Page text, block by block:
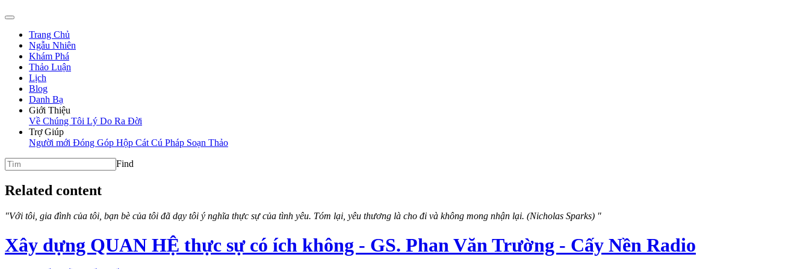
Trang Chủ
Ngẫu Nhiên
Khám Phá
Thảo Luận
Lịch
Blog
Danh Bạ
Giới Thiệu
Về Chúng Tôi Lý Do Ra Đời
Trợ Giúp
Người mới Đóng Góp Hộp Cát Cú Pháp Soạn Thảo
Find
Related content
"Với tôi, gia đình của tôi, bạn bè của tôi đã dạy tôi ý nghĩa thực sự của tình yêu. Tóm lại, yêu thương là cho đi và không mong nhận lại. (Nicholas Sparks) "
Xây dựng QUAN HỆ thực sự có ích không - GS. Phan Văn Trường - Cấy Nền Radio